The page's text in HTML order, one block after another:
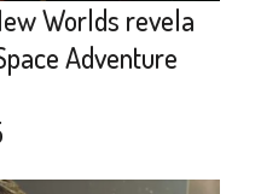
Worlds revela
Adventure